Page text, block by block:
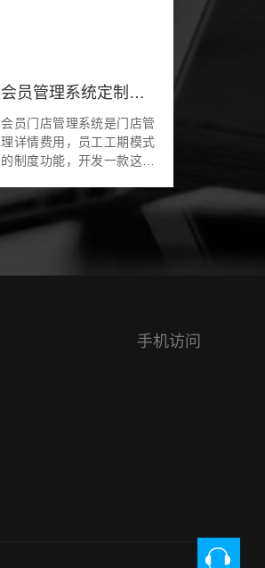
会员管理系统定制软件开发
会员门店管理系统是门店管
理详情费用，员工工期模式
的制度功能，开发一款这样
择我们价格合理，用心服
手机访问